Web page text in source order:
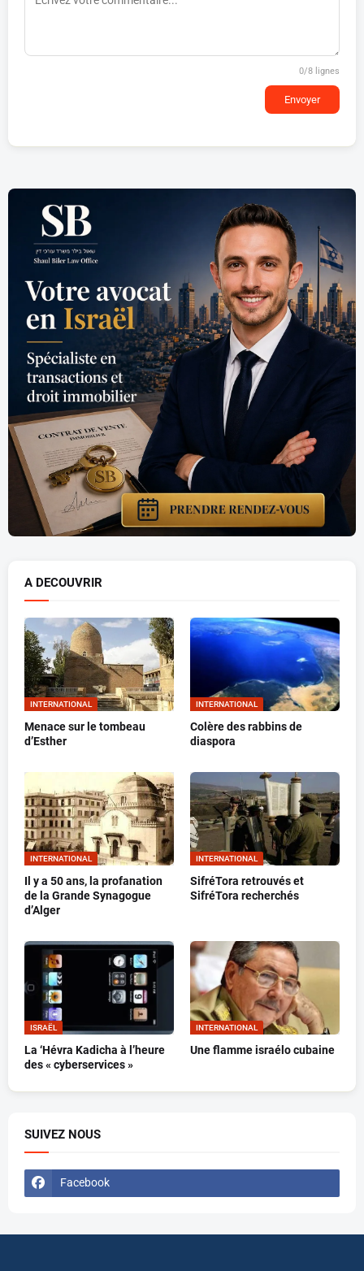
0/8 lignes
Envoyer
A DECOUVRIR
INTERNATIONAL
Menace sur le tombeau
d’Esther
INTERNATIONAL
Colère des rabbins de
diaspora
INTERNATIONAL
Il y a 50 ans, la profanation
de la Grande Synagogue
d’Alger
INTERNATIONAL
SifréTora retrouvés et
SifréTora recherchés
ISRAËL
La ‘Hévra Kadicha à l’heure
des « cyberservices »
INTERNATIONAL
Une flamme israélo cubaine
SUIVEZ NOUS
Facebook